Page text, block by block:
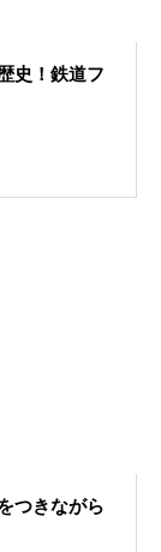
史！鉄道フ
つきながら